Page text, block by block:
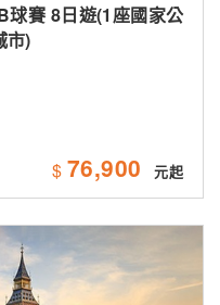
球賽 8日遊(1座國家公
市)
$ 76,900